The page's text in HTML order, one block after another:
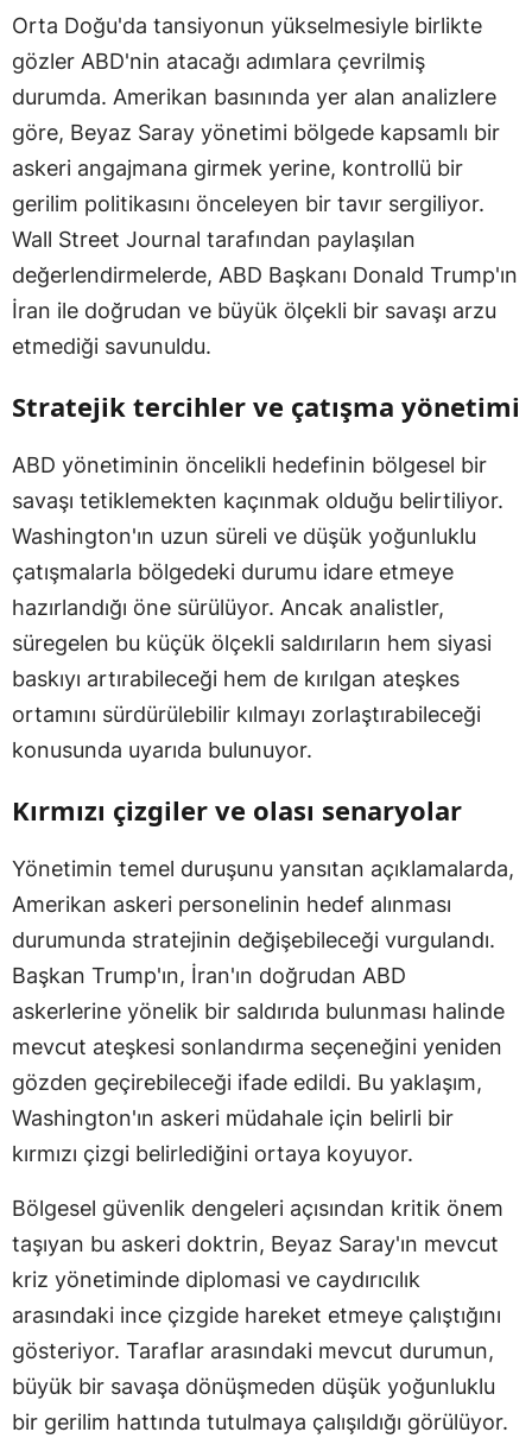
Orta Doğu'da tansiyonun yükselmesiyle birlikte
gözler ABD'nin atacağı adımlara çevrilmiş
durumda. Amerikan basınında yer alan analizlere
göre, Beyaz Saray yönetimi bölgede kapsamlı bir
askeri angajmana girmek yerine, kontrollü bir
gerilim politikasını önceleyen bir tavır sergiliyor.
Wall Street Journal tarafından paylaşılan
değerlendirmelerde, ABD Başkanı Donald Trump'ın
İran ile doğrudan ve büyük ölçekli bir savaşı arzu
etmediği savunuldu.
Stratejik tercihler ve çatışma yönetimi
ABD yönetiminin öncelikli hedefinin bölgesel bir
savaşı tetiklemekten kaçınmak olduğu belirtiliyor.
Washington'ın uzun süreli ve düşük yoğunluklu
çatışmalarla bölgedeki durumu idare etmeye
hazırlandığı öne sürülüyor. Ancak analistler,
süregelen bu küçük ölçekli saldırıların hem siyasi
baskıyı artırabileceği hem de kırılgan ateşkes
ortamını sürdürülebilir kılmayı zorlaştırabileceği
konusunda uyarıda bulunuyor.
Kırmızı çizgiler ve olası senaryolar
Yönetimin temel duruşunu yansıtan açıklamalarda,
Amerikan askeri personelinin hedef alınması
durumunda stratejinin değişebileceği vurgulandı.
Başkan Trump'ın, İran'ın doğrudan ABD
askerlerine yönelik bir saldırıda bulunması halinde
mevcut ateşkesi sonlandırma seçeneğini yeniden
gözden geçirebileceği ifade edildi. Bu yaklaşım,
Washington'ın askeri müdahale için belirli bir
kırmızı çizgi belirlediğini ortaya koyuyor.
Bölgesel güvenlik dengeleri açısından kritik önem
taşıyan bu askeri doktrin, Beyaz Saray'ın mevcut
kriz yönetiminde diplomasi ve caydırıcılık
arasındaki ince çizgide hareket etmeye çalıştığını
gösteriyor. Taraflar arasındaki mevcut durumun,
büyük bir savaşa dönüşmeden düşük yoğunluklu
bir gerilim hattında tutulmaya çalışıldığı görülüyor.